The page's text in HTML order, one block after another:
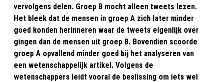
vervolgens delen. Groep B mocht alleen tweets lezen.
Het bleek dat de mensen in groep A zich later minder
goed konden herinneren waar de tweets eigenlijk over
gingen dan de mensen uit groep B. Bovendien scoorde
groep A opvallend minder goed bij het analyseren van
een wetenschappelijk artikel. Volgens de
wetenschappers leidt vooral de beslissing om iets wel